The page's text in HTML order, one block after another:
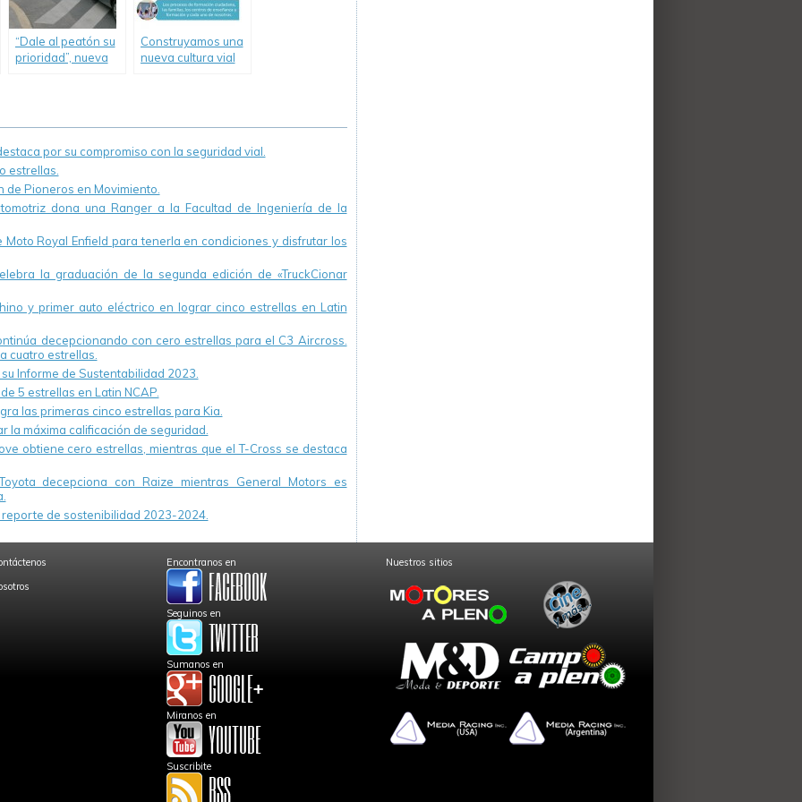
“Dale al peatón su
prioridad”, nueva
Construyamos una
nueva cultura vial
por su compromiso con la seguridad vial.
estrellas.
Pioneros en Movimiento.
dona una Ranger a la Facultad de Ingeniería de la
Royal Enfield para tenerla en condiciones y disfrutar los
la graduación de la segunda edición de «TruckCionar
y primer auto eléctrico en lograr cinco estrellas en Latin
decepcionando con cero estrellas para el C3 Aircross.
cuatro estrellas.
Informe de Sustentabilidad 2023.
5 estrellas en Latin NCAP.
las primeras cinco estrellas para Kia.
la máxima calificación de seguridad.
obtiene cero estrellas, mientras que el T-Cross se destaca
decepciona con Raize mientras General Motors es
de sostenibilidad 2023-2024.
Encontranos en
Seguinos en
Sumanos en
Miranos en
Suscribite
Nuestros sitios